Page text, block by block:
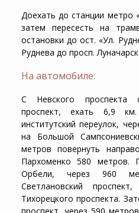
Доехать до станции метро
затем пересесть на
остановки до ост. «Ул.
Руднева до просп.
На автомобиле:
С Невского проспекта
проспект, ехать 6,9
институтский переулок,
на Большой
метров повернуть
Пархоменко 580
Орбели, через 960
Светлановский
Тихорецкого проспекта.